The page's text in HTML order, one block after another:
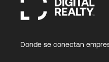
Donde se conectan